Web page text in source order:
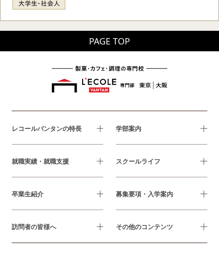
PAGE TOP
レコールバンタンの特長 学部案内
就職実績・就職支援 スクールライフ
卒業生紹介 募集要項・入学案内
訪問者の皆様へ その他のコンテンツ